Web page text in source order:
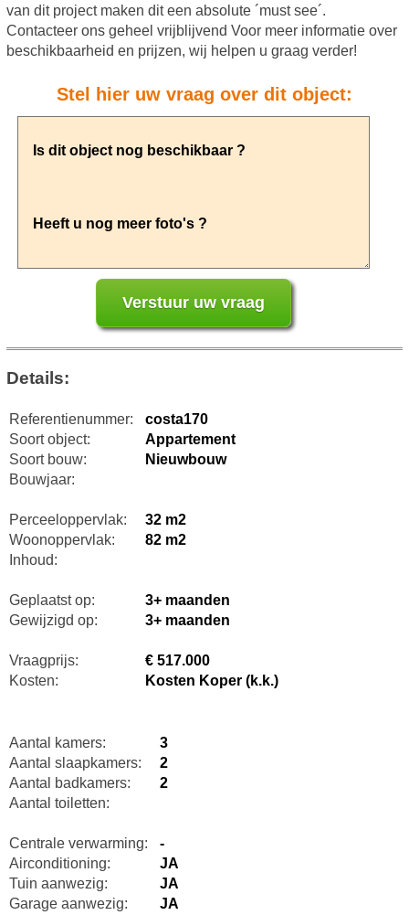
van dit project maken dit een absolute ´must see´.
Contacteer ons geheel vrijblijvend Voor meer informatie over
beschikbaarheid en prijzen, wij helpen u graag verder!
Stel hier uw vraag over dit object:
Details:
Referentienummer:
costa170
Soort object:
Appartement
Soort bouw:
Nieuwbouw
Bouwjaar:
Perceeloppervlak:
32 m2
Woonoppervlak:
82 m2
Inhoud:
Geplaatst op:
3+ maanden
Gewijzigd op:
3+ maanden
Vraagprijs:
€ 517.000
Kosten:
Kosten Koper (k.k.)
Aantal kamers:
3
Aantal slaapkamers:
2
Aantal badkamers:
2
Aantal toiletten:
Centrale verwarming:
-
Airconditioning:
JA
Tuin aanwezig:
JA
Garage aanwezig:
JA